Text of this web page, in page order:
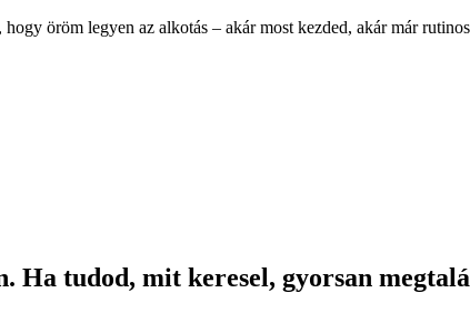
öröm legyen az alkotás – akár most kezded, akár már
Ha tudod, mit keresel, gyorsan